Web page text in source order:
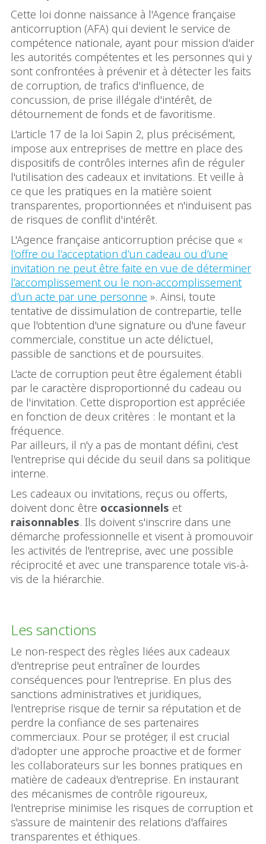
Cette loi donne naissance à l'Agence française
anticorruption (AFA) qui devient le service de
compétence nationale, ayant pour mission d'aider
les autorités compétentes et les personnes qui y
sont confrontées à prévenir et à détecter les faits
de corruption, de trafics d'influence, de
concussion, de prise illégale d'intérêt, de
détournement de fonds et de favoritisme.
L'article 17 de la loi Sapin 2, plus précisément,
impose aux entreprises de mettre en place des
dispositifs de contrôles internes afin de réguler
l'utilisation des cadeaux et invitations. Et veille à
ce que les pratiques en la matière soient
transparentes, proportionnées et n'induisent pas
de risques de conflit d'intérêt.
L'Agence française anticorruption précise que «
l’offre ou l’acceptation d’un cadeau ou d’une
invitation ne peut être faite en vue de déterminer
l’accomplissement ou le non-accomplissement
d’un acte par une personne ». Ainsi, toute
tentative de dissimulation de contrepartie, telle
que l'obtention d'une signature ou d'une faveur
commerciale, constitue un acte délictuel,
passible de sanctions et de poursuites.
L'acte de corruption peut être également établi
par le caractère disproportionné du cadeau ou
de l'invitation. Cette disproportion est appréciée
en fonction de deux critères : le montant et la
fréquence.
Par ailleurs, il n'y a pas de montant défini, c'est
l'entreprise qui décide du seuil dans sa politique
interne.
Les cadeaux ou invitations, reçus ou offerts,
doivent donc être occasionnels et
raisonnables. Ils doivent s'inscrire dans une
démarche professionnelle et visent à promouvoir
les activités de l'entreprise, avec une possible
réciprocité et avec une transparence totale vis-à-
vis de la hiérarchie.
Les sanctions
Le non-respect des règles liées aux cadeaux
d'entreprise peut entraîner de lourdes
conséquences pour l'entreprise. En plus des
sanctions administratives et juridiques,
l'entreprise risque de ternir sa réputation et de
perdre la confiance de ses partenaires
commerciaux. Pour se protéger, il est crucial
d'adopter une approche proactive et de former
les collaborateurs sur les bonnes pratiques en
matière de cadeaux d'entreprise. En instaurant
des mécanismes de contrôle rigoureux,
l'entreprise minimise les risques de corruption et
s'assure de maintenir des relations d'affaires
transparentes et éthiques.